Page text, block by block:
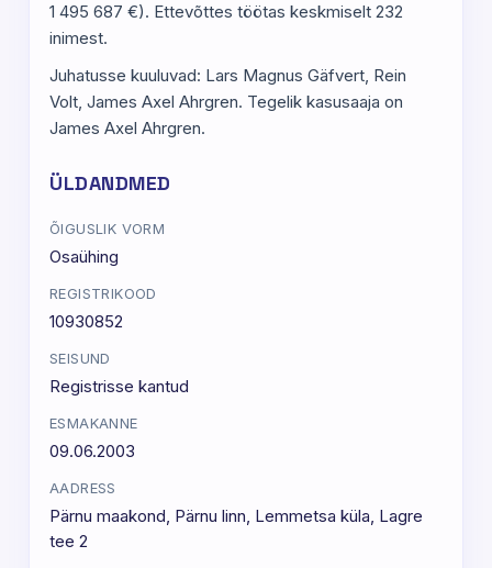
1 495 687 €). Ettevõttes töötas keskmiselt 232
inimest.
Juhatusse kuuluvad: Lars Magnus Gäfvert, Rein
Volt, James Axel Ahrgren. Tegelik kasusaaja on
James Axel Ahrgren.
ÜLDANDMED
ÕIGUSLIK VORM
Osaühing
REGISTRIKOOD
10930852
SEISUND
Registrisse kantud
ESMAKANNE
09.06.2003
AADRESS
Pärnu maakond, Pärnu linn, Lemmetsa küla, Lagre
tee 2